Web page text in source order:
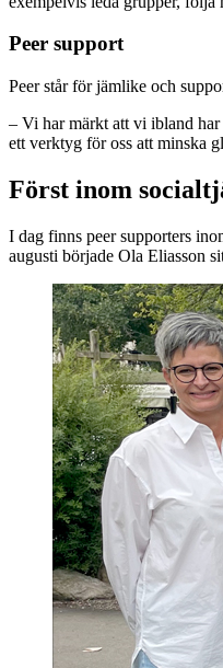
Peer support
Peer står för jämlike och
– Vi har märkt att vi ibland har
ett verktyg för oss att minska
Först inom
I dag finns peer supporters
augusti började Ola Eliasson